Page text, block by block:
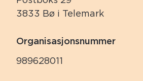
3833 Bø i Telemark
Organisasjonsnummer
989628011